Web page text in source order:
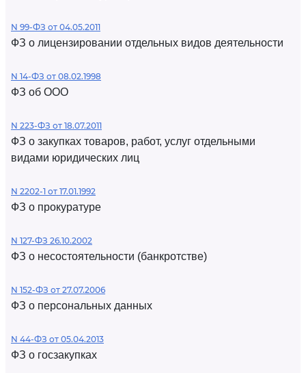
N 99-ФЗ от 04.05.2011
ФЗ о лицензировании отдельных видов деятельности
N 14-ФЗ от 08.02.1998
ФЗ об ООО
N 223-ФЗ от 18.07.2011
ФЗ о закупках товаров, работ, услуг отдельными
видами юридических лиц
N 2202-1 от 17.01.1992
ФЗ о прокуратуре
N 127-ФЗ 26.10.2002
ФЗ о несостоятельности (банкротстве)
N 152-ФЗ от 27.07.2006
ФЗ о персональных данных
N 44-ФЗ от 05.04.2013
ФЗ о госзакупках